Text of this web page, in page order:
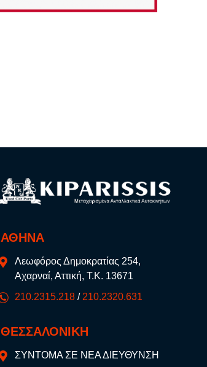
ΑΘΗΝΑ
Λεωφόρος Δημοκρατίας 254,
Αχαρναί, Αττική, Τ.Κ. 13671
210.2315.218 / 210.2320.631
ΘΕΣΣΑΛΟΝΙΚΗ
ΣΥΝΤΟΜΑ ΣΕ ΝΕΑ ΔΙΕΥΘΥΝΣΗ